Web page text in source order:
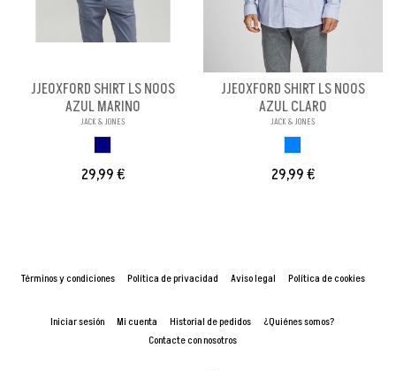
JJEOXFORD SHIRT LS NOOS
AZUL MARINO
JACK & JONES
29,99 €
JJEOXFORD SHIRT LS NOOS
AZUL CLARO
JACK & JONES
29,99 €
Términos y condiciones Política de privacidad Aviso legal Política de cookies
Iniciar sesión Mi cuenta Historial de pedidos
¿Quiénes somos?
Contacte con nosotros